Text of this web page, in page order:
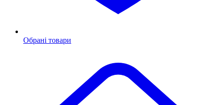
Обрані товари